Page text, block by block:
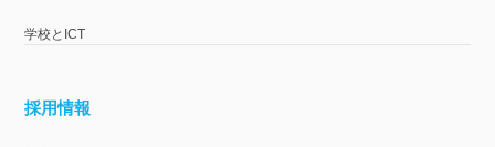
学校とICT
採用情報